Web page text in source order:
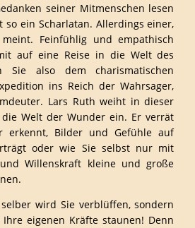
seiner Mitmenschen lesen
so ein Scharlatan. Allerdings einer,
Feinfühlig und empathisch
auf eine Reise in die Welt des
Sie also dem charismatischen
ins Reich der Wahrsager,
Lars Ruth weiht in dieser
Welt der Wunder ein. Er verrät
erkennt, Bilder und Gefühle auf
oder wie Sie selbst nur mit
Willenskraft kleine und große
wird Sie verblüffen, sondern
eigenen Kräfte staunen! Denn